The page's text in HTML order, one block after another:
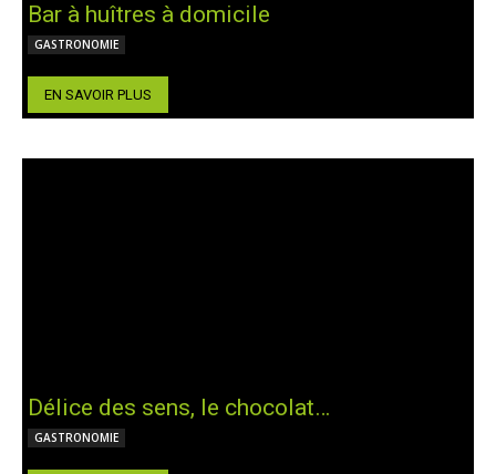
Bar à huîtres à domicile
GASTRONOMIE
EN SAVOIR PLUS
Délice des sens, le chocolat…
GASTRONOMIE